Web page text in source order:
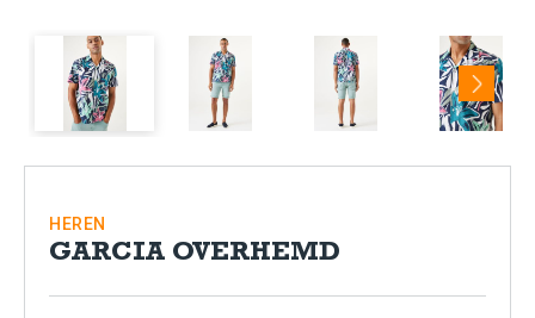
Next
HEREN
GARCIA OVERHEMD